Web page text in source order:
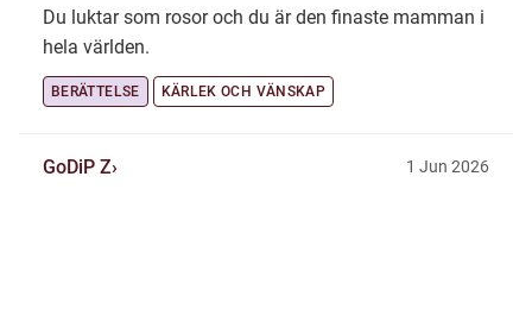
Du luktar som rosor och du är den finaste mamman i
hela världen.
BERÄTTELSE KÄRLEK OCH VÄNSKAP
GoDiP Z 1 Jun 2026